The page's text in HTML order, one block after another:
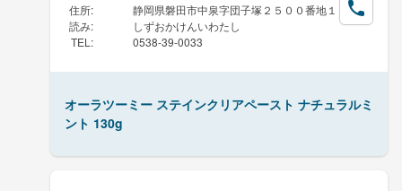
住所:
静岡県磐田市中泉字団子塚２５００番地１
読み:
しずおかけんいわたし
TEL : 0538-39-0033
オーラツーミー ステインクリアペースト ナチュラルミ
ント 130g